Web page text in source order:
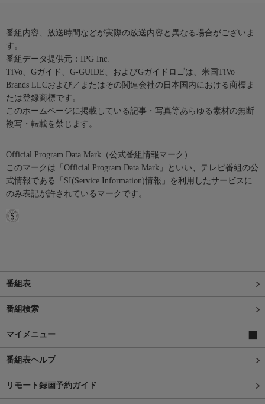
番組内容、放送時間などが実際の放送内容と異なる場合がございま
す。
番組データ提供元：IPG Inc.
TiVo、Gガイド、G-GUIDE、およびGガイドロゴは、米国TiVo
Brands LLCおよび／またはその関連会社の日本国内における商標ま
たは登録商標です。
このホームページに掲載している記事・写真等あらゆる素材の無断
複写・転載を禁じます。
Official Program Data Mark（公式番組情報マーク）
このマークは「Official Program Data Mark」といい、テレビ番組の公
式情報である「SI(Service Information)情報」を利用したサービスに
のみ表記が許されているマークです。
番組表
番組検索
マイメニュー
番組表ヘルプ
リモート録画予約ガイド